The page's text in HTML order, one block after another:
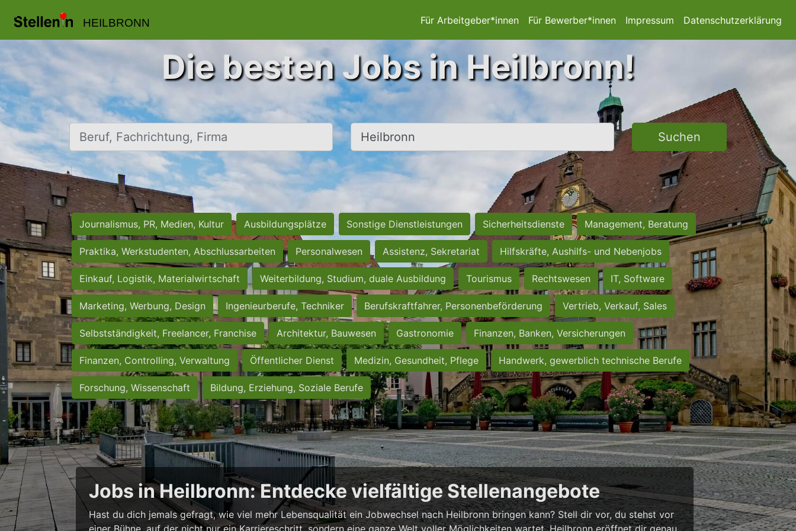
HEILBRONN Für Arbeitgeber*innen Für Bewerber*innen Impressum Datenschutzerklärung
Die besten Jobs in Heilbronn!
Beruf, Fachrichtung, Firma Ort, Stadt Suchen
Journalismus, PR, Medien, Kultur Ausbildungsplätze Sonstige Dienstleistungen Sicherheitsdienste Management, Beratung
Praktika, Werkstudenten, Abschlussarbeiten Personalwesen Assistenz, Sekretariat Hilfskräfte, Aushilfs- und Nebenjobs
Einkauf, Logistik, Materialwirtschaft Weiterbildung, Studium, duale Ausbildung Tourismus Rechtswesen IT, Software
Marketing, Werbung, Design Ingenieurberufe, Techniker Berufskraftfahrer, Personenbeförderung Vertrieb, Verkauf, Sales
Selbstständigkeit, Freelancer, Franchise Architektur, Bauwesen Gastronomie Finanzen, Banken, Versicherungen
Finanzen, Controlling, Verwaltung Öffentlicher Dienst Medizin, Gesundheit, Pflege Handwerk, gewerblich technische Berufe
Forschung, Wissenschaft Bildung, Erziehung, Soziale Berufe
Jobs in Heilbronn: Entdecke vielfältige Stellenangebote
Hast du dich jemals gefragt, wie viel mehr Lebensqualität ein Jobwechsel nach Heilbronn bringen kann? Stell dir vor, du stehst vor